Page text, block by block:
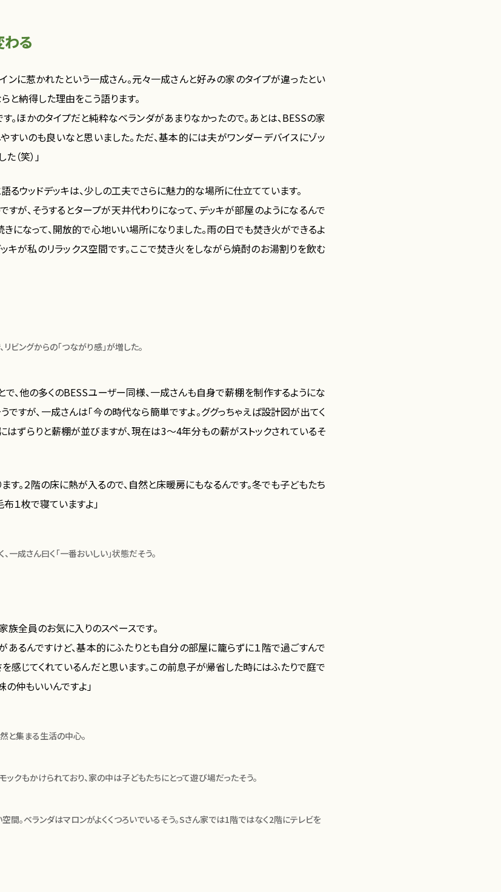
る
ンに惹かれたという一成さん。元々一成さんと好みの家のタイプが違ったとい
と納得した理由をこう語ります。
。ほかのタイプだと純粋なベランダがあまりなかったので。あとは、BESSの家
すいのも良いなと思いました。ただ、基本的には夫がワンダーデバイスにゾッ
（笑）」
るウッドデッキは、少しの工夫でさらに魅力的な場所に仕立てています。
すが、そうするとタープが天井代わりになって、デッキが部屋のようになるんで
きになって、開放的で心地いい場所になりました。雨の日でも焚き火ができるよ
キが私のリラックス空間です。ここで焚き火をしながら焼酎のお湯割りを飲む
ビングからの「つながり感」が増した。
で、他の多くのBESSユーザー同様、一成さんも自身で薪棚を制作するようにな
ですが、一成さんは「今の時代なら簡単ですよ。ググっちゃえば設計図が出てく
はずらりと薪棚が並びますが、現在は3〜4年分もの薪がストックされているそ
す。２階の床に熱が入るので、自然と床暖房にもなるんです。冬でも子どもたち
１枚で寝ていますよ」
成さん曰く「一番おいしい」状態だそう。
族全員のお気に入りのスペースです。
あるんですけど、基本的にふたりとも自分の部屋に籠らずに１階で過ごすんで
感じてくれているんだと思います。この前息子が帰省した時にはふたりで庭で
の仲もいいんですよ」
と集まる生活の中心。
ックもかけられており、家の中は子どもたちにとって遊び場だったそう。
間。ベランダはマロンがよくくつろいでいるそう。Sさん家では1階ではなく2階にテレビを